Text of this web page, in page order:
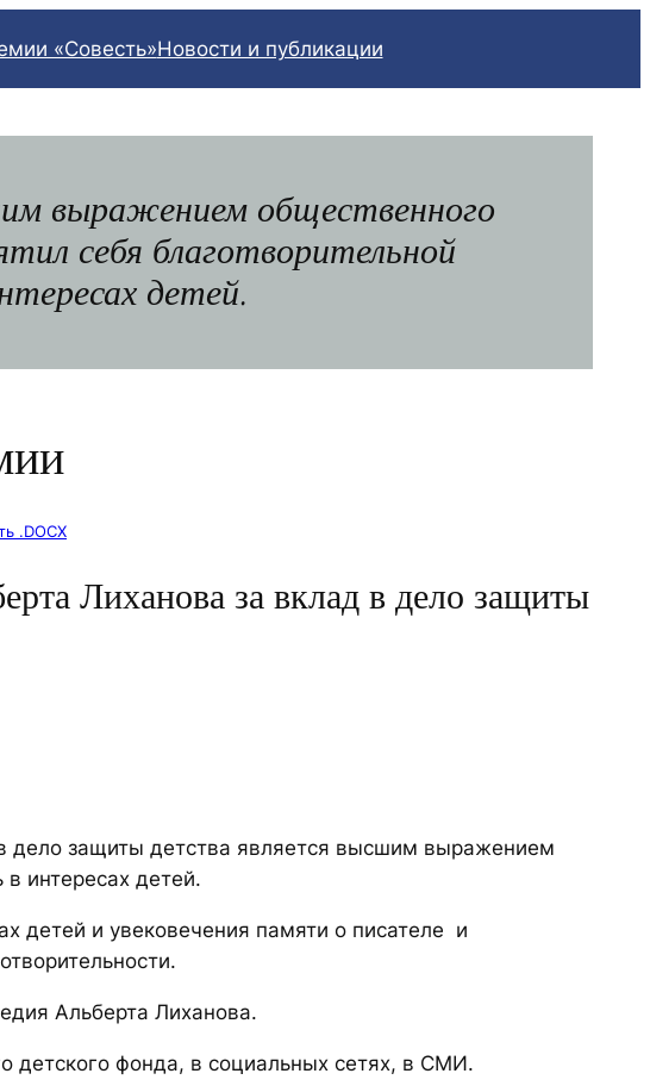
«Совесть»Новости и публикации
выражением общественного
себя благотворительной
детей.
.DOCX
Лиханова за вклад в дело защиты
дело защиты детства является высшим выражением
интересах детей.
детей и увековечения памяти о писателе и
Альберта Лиханова.
детского фонда, в социальных сетях, в СМИ.